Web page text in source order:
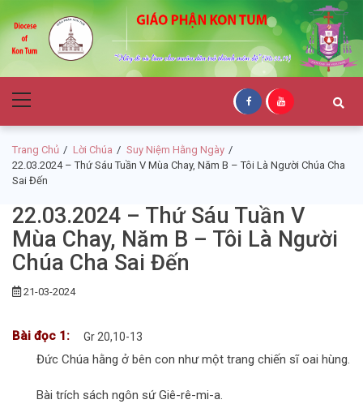
to
navigation
to
content
Giáo Phận Kon
Tum
Menu
Trang Chủ Lời Chúa
Suy Niệm Hằng Ngày
22.03.2024 – Thứ Sáu Tuần V Mùa Chay, Năm B – Tôi Là Người Chúa Cha
Sai Đến
22.03.2024 – Thứ Sáu Tuần V
Mùa Chay, Năm B – Tôi Là Người
Chúa Cha Sai Đến
21-03-2024
Bài đọc 1: Gr 20,10-13
Đức Chúa hằng ở bên con như một trang chiến sĩ oai hùng.
Bài trích sách ngôn sứ Giê-rê-mi-a.